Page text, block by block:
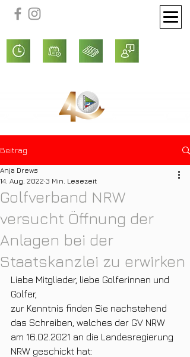
Beitrag
Golfverband NRW
versucht Öffnung der
Anlagen bei der
Staatskanzlei zu erwirken
Anja Drews
14. Aug. 2022 3 Min. Lesezeit
Liebe Mitglieder, liebe Golferinnen und
Golfer,
zur Kenntnis finden Sie nachstehend
das Schreiben, welches der GV NRW
am 16.02.2021 an die Landesregierung
NRW geschickt hat: